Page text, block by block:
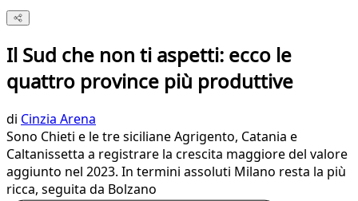
Il Sud che non ti aspetti: ecco le
quattro province più produttive
di Cinzia Arena
Sono Chieti e le tre siciliane Agrigento, Catania e
Caltanissetta a registrare la crescita maggiore del valore
aggiunto nel 2023. In termini assoluti Milano resta la più
ricca, seguita da Bolzano